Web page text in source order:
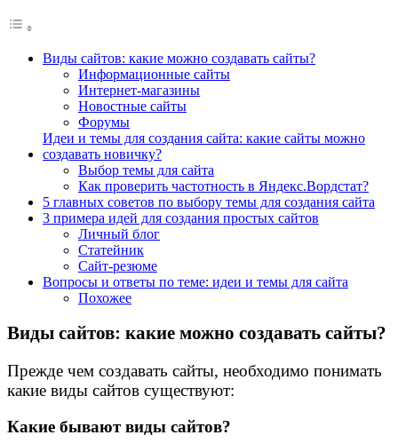
Виды сайтов: какие можно создавать сайты?
Информационные сайты
Интернет-магазины
Новостные сайты
Форумы
Идеи и темы для создания сайта: какие сайты можно
создавать новичку?
Выбор темы для сайта
Как проверить частотность в Яндекс.Вордстат?
5 главных советов по выбору темы для создания сайта
3 примера идей для создания простых сайтов
Личный блог
Статейник
Сайт-резюме
Вопросы и ответы по теме: идеи и темы для сайта
Похожее
Виды сайтов: какие можно создавать сайты?
Прежде чем создавать сайты, необходимо понимать
какие виды сайтов существуют:
Какие бывают виды сайтов?